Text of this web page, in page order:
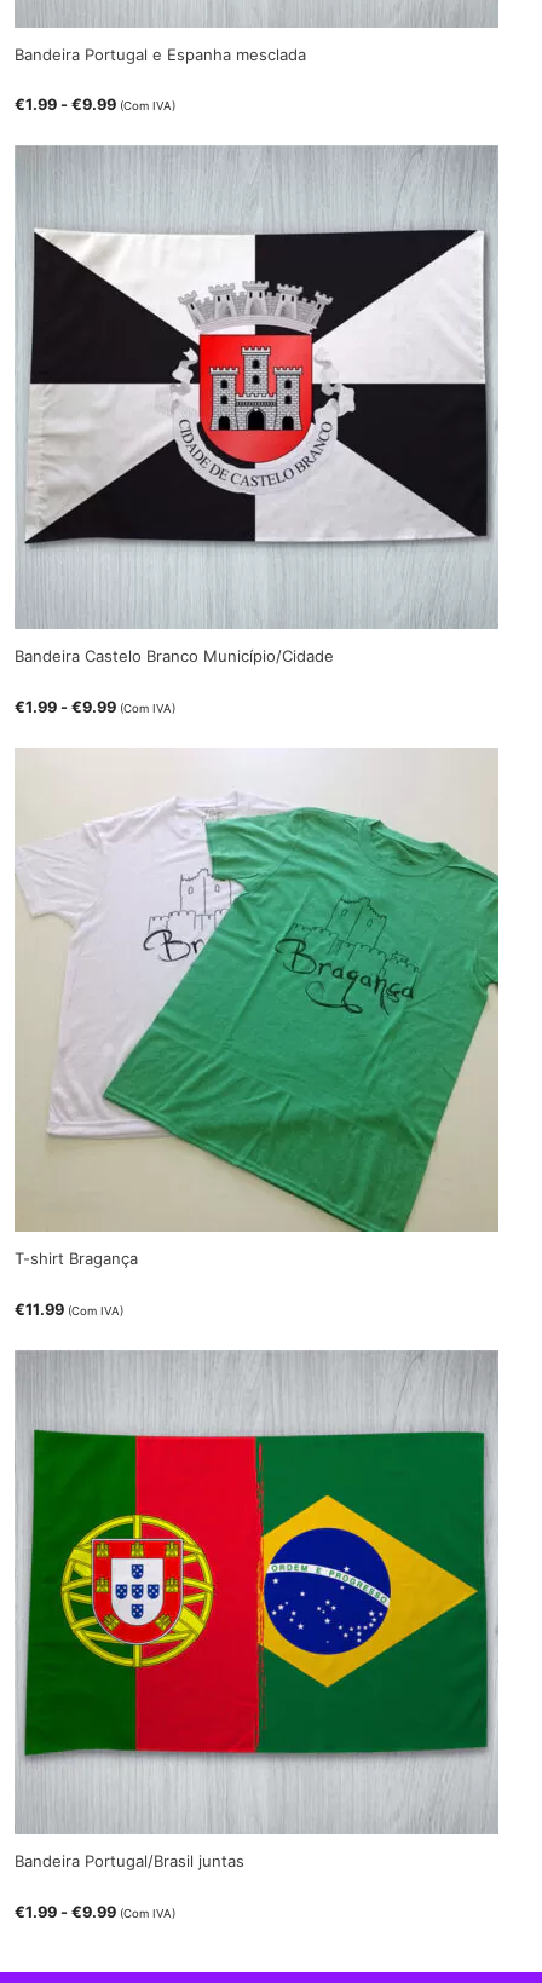
Bandeira Portugal e Espanha mesclada
€1.99 -€9.99 (Com IVA)
Bandeira Castelo Branco Município/Cidade
€1.99 -€9.99 (Com IVA)
T-shirt Bragança
€11.99 (Com IVA)
Bandeira Portugal/Brasil juntas
€1.99 -€9.99 (Com IVA)